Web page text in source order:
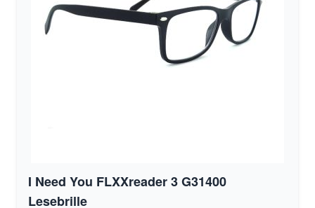
I Need You FLXXreader 3 G31400
Lesebrille